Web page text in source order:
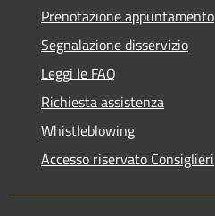
Prenotazione appuntamento
Segnalazione disservizio
Leggi le FAQ
Richiesta assistenza
Whistleblowing
Accesso riservato Consiglieri